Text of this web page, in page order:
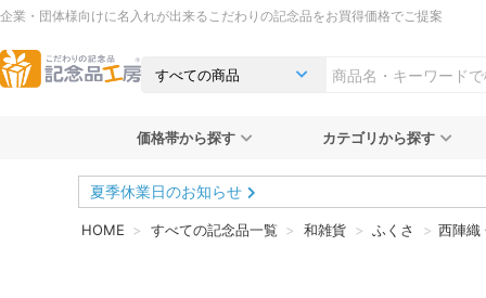
企業・団体様向けに名入れが出来るこだわりの記念品をお買得価格でご提案
価格帯から探す カテゴリから探す
夏季休業日のお知らせ
HOME すべての記念品一覧 和雑貨 ふくさ 西陣織